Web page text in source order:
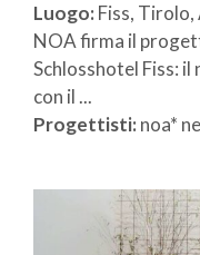
Luogo: Fiss, Tirolo,
NOA firma il
Schlosshotel Fiss:
con il ...
Progettisti: noa*